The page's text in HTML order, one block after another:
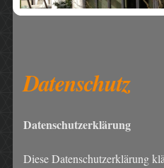
Datenschutz
Datenschutzerklärung
Diese Datenschutzerklärung